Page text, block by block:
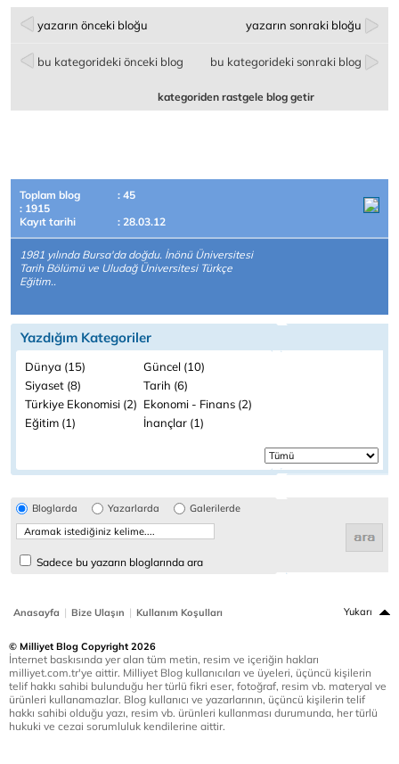
yazarın önceki bloğu yazarın sonraki bloğu
bu kategorideki önceki blog bu kategorideki sonraki blog
kategoriden rastgele blog getir
Toplam blog
: 45
: 1915
Kayıt tarihi
: 28.03.12
1981 yılında Bursa'da doğdu. İnönü Üniversitesi
Tarih Bölümü ve Uludağ Üniversitesi Türkçe
Eğitim..
Yazdığım Kategoriler
Dünya (15)
Güncel (10)
Siyaset (8)
Tarih (6)
Türkiye Ekonomisi (2) Ekonomi - Finans (2)
Eğitim (1)
İnançlar (1)
Bloglarda Yazarlarda Galerilerde
Sadece bu yazarın bloglarında ara
Anasayfa | Bize Ulaşın | Kullanım Koşulları Yukarı
© Milliyet Blog Copyright 2026
İnternet baskısında yer alan tüm metin, resim ve içeriğin hakları
milliyet.com.tr'ye aittir. Milliyet Blog kullanıcıları ve üyeleri, üçüncü kişilerin
telif hakkı sahibi bulunduğu her türlü fikri eser, fotoğraf, resim vb. materyal ve
ürünleri kullanamazlar. Blog kullanıcı ve yazarlarının, üçüncü kişilerin telif
hakkı sahibi olduğu yazı, resim vb. ürünleri kullanması durumunda, her türlü
hukuki ve cezai sorumluluk kendilerine aittir.